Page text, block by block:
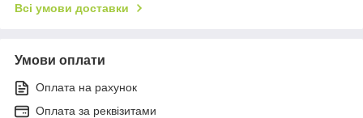
Всі умови доставки
Умови оплати
Оплата на рахунок
Оплата за реквізитами